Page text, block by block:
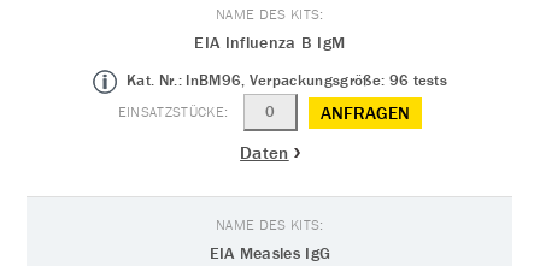
EIA Influenza B IgM
Kat. Nr.: InBM96, Verpackungsgröße: 96 tests
ANFRAGEN
Daten
EIA Measles IgG